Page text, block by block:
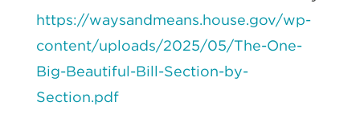
https://waysandmeans.house.gov/wp-
content/uploads/2025/05/The-One-
Big-Beautiful-Bill-Section-by-
Section.pdf